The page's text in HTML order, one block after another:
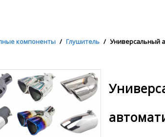
компоненты / Глушитель / Универсальный